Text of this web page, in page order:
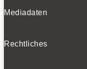
Mediadaten
Rechtliches